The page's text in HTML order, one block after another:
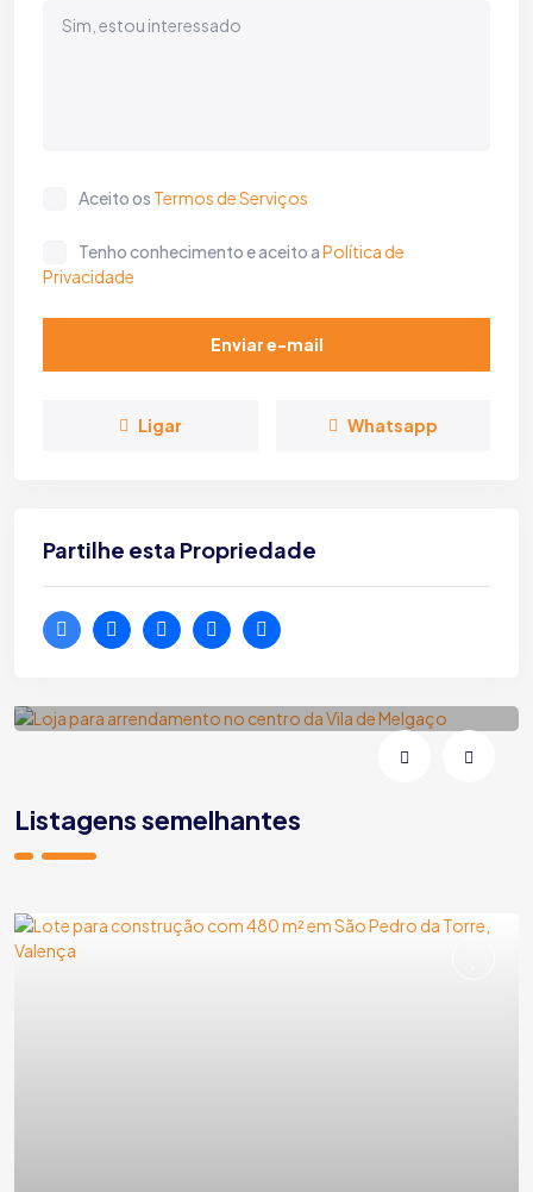
Aceito os Termos de Serviços
Tenho conhecimento e aceito aPolítica de
Privacidade
Enviar e-mail
Ligar Whatsapp
Partilhe esta Propriedade
Loja para arrendamento no centro da
Vila de Melgaço
Listagens semelhantes